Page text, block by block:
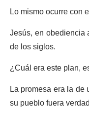
Lo mismo ocurre con
Jesús, en
de los siglos.
¿Cuál era este plan,
La promesa era la
su pueblo fuera